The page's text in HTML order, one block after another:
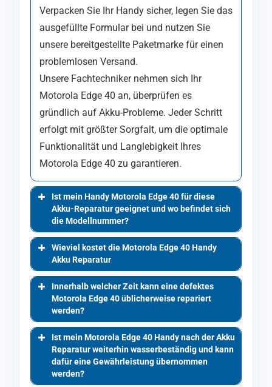
Verpacken Sie Ihr Handy sicher, legen Sie das
ausgefüllte Formular bei und nutzen Sie
unsere bereitgestellte Paketmarke für einen
problemlosen Versand.
Unsere Fachtechniker nehmen sich Ihr
Motorola Edge 40 an, überprüfen es
gründlich auf Akku-Probleme. Jeder Schritt
erfolgt mit größter Sorgfalt, um die optimale
Funktionalität und Langlebigkeit Ihres
Motorola Edge 40 zu garantieren.
Ist mein Handy Motorola Edge 40 für diese
Akku-Reparatur geeignet und wo befindet sich
die Modellnummer?
Wieviel kostet die Motorola Edge 40 Handy
Akku Reparatur
Innerhalb welcher Zeit kann eine defektes
Motorola Edge 40 üblicherweise repariert
werden?
Ist mein Motorola Edge 40 Handy nach der Akku
Reparatur weiterhin wasserbeständig und kann
dafür eine Gewährleistung übernommen
werden?